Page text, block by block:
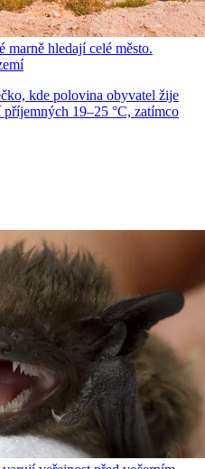
marně hledají celé město.
kde polovina obyvatel žije
19–25 °C, zatímco